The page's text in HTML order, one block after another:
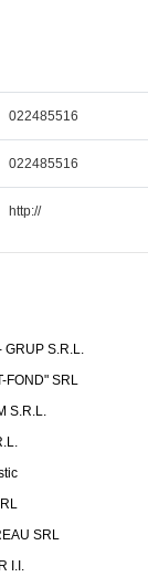
022485516
022485516
http://
GRUP S.R.L.
FOND" SRL
S.R.L.
SRL
I.I.